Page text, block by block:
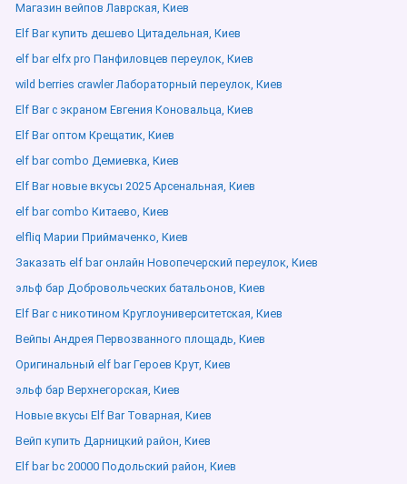
Магазин вейпов Лаврская, Киев
Elf Bar купить дешево Цитадельная, Киев
elf bar elfx pro Панфиловцев переулок, Киев
wild berries crawler Лабораторный переулок, Киев
Elf Bar с экраном Евгения Коновальца, Киев
Elf Bar оптом Крещатик, Киев
elf bar combo Демиевка, Киев
Elf Bar новые вкусы 2025 Арсенальная, Киев
elf bar combo Китаево, Киев
elfliq Марии Приймаченко, Киев
Заказать elf bar онлайн Новопечерский переулок, Киев
эльф бар Добровольческих батальонов, Киев
Elf Bar с никотином Круглоуниверситетская, Киев
Вейпы Андрея Первозванного площадь, Киев
Оригинальный elf bar Героев Крут, Киев
эльф бар Верхнегорская, Киев
Новые вкусы Elf Bar Товарная, Киев
Вейп купить Дарницкий район, Киев
Elf bar bc 20000 Подольский район, Киев